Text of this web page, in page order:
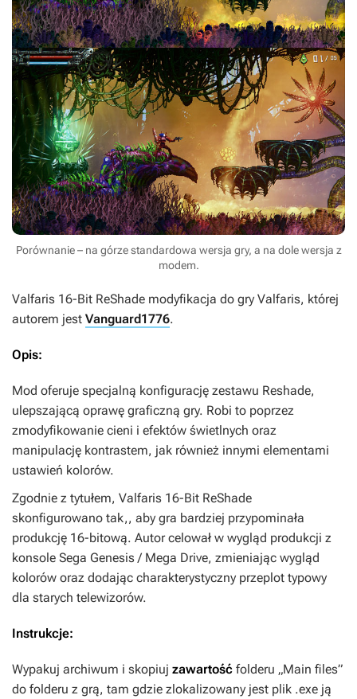
Porównanie – na górze standardowa wersja gry, a na dole wersja z
modem.
Valfaris 16-Bit ReShade modyfikacja do gry Valfaris, której
autorem jest Vanguard1776.
Opis:
Mod oferuje specjalną konfigurację zestawu Reshade,
ulepszającą oprawę graficzną gry. Robi to poprzez
zmodyfikowanie cieni i efektów świetlnych oraz
manipulację kontrastem, jak również innymi elementami
ustawień kolorów.
Zgodnie z tytułem, Valfaris 16-Bit ReShade
skonfigurowano tak,, aby gra bardziej przypominała
produkcję 16-bitową. Autor celował w wygląd produkcji z
konsole Sega Genesis / Mega Drive, zmieniając wygląd
kolorów oraz dodając charakterystyczny przeplot typowy
dla starych telewizorów.
Instrukcje:
Wypakuj archiwum i skopiuj zawartość folderu „Main files”
do folderu z grą, tam gdzie zlokalizowany jest plik .exe ją